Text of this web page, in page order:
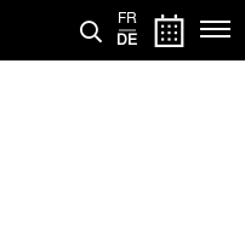
FR
DE